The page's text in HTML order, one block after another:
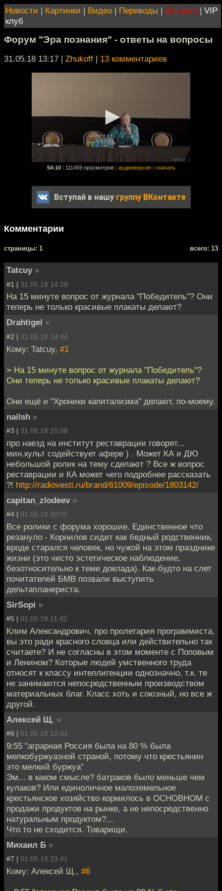
Новости | Картинки | Видео | Переводы | Магазин | VIP
клуб
Форум "Эра познания" - ответы на вопросы
31.05.18 13:17 | Zhukoff | 13 комментариев
54:10 111459 просмотров аудиоверсия скачать
Вступай в нашу группу ВКонтакте
Комментарии
cтраницы: 1 всего: 13
Tatcuy »
#1 | 31.05.18 14:28
На 15 минуте вопрос от журнала "Победитель"? Они
теперь не только красивые плакаты делают?
Drahtigel »
#2 | 31.05.18 14:44
Кому: Tatcuy, #1
> На 15 минуте вопрос от журнала "Победитель"?
Они теперь не только красивые плакаты делают?
Они ещё и "Хроники капитализма" делают, по-моему.
nailsh »
#3 | 31.05.18 15:08
про наезд на институт реставрации говорят...
мин.культ содействует афере ) . Может КА и ДЮ
небольшой ролик на тему сделают ? Все ж вопрос
реставрации и КА может чего подробнее рассказать
?! http://radiovesti.ru/brand/61009/episode/1803142/
capitan_zlodeev »
#4 | 01.06.18 00:01
Все ролики с форума хорошие. Единственное что
резануло - Корнилов сидит как бедный родственник,
вроде старался человек, но чужой на этом празднике
жизни (это чисто эстетическое наблюдение,
безотносительно к теме доклада). Как-будто на слет
почитателей БМВ позвали выступить
дельтапланериста.
SirSopi »
#5 | 01.06.18 11:42
Клим Александрович, про пролетария программиста,
вы это ради красного словца или действительно так
считаете? И не согласны в этом моменте с Поповым
и Ленином? Которые людей умственного труда
относят к классу интеллигенции однозначно, т.к. те
не занимаются непосредственным производством
материальных благ. Класс хоть и союзный, но все ж
другой.
Алексей Щ. »
#6 | 01.06.18 12:41
9:55 "аграрная Россия была на 80 % была
мелкобуржуазной страной, потому что крестьянин
это мелкий буржуа"
Эм... в каком смысле? батраков было меньше чем
кулаков? Или единоличное малоземельное
крестьянское хозяйство кормилось в ОСНОВНОМ с
продажи продуктов на рынке, а не непосредственно
натуральным продуктом?...
Что то не сходится. Товарищи.
Михаил Б »
#7 | 01.06.18 23:41
Кому: Алексей Щ., #6